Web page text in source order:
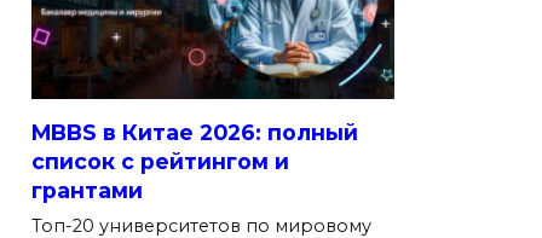
MBBS в Китае 2026: полный
список с рейтингом и
грантами
Топ-20 университетов по мировому